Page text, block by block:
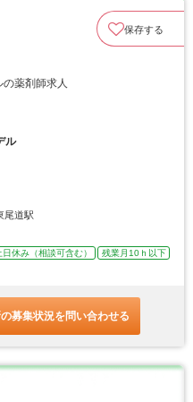
保存する
薬剤師求人
ル
尾道駅
日休み（相談可含む）
残業月10ｈ以下
募集状況を問い合わせる